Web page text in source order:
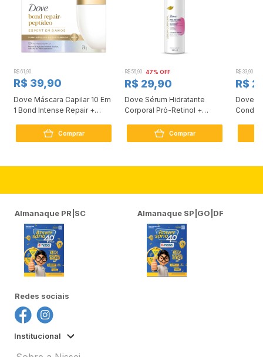
R$ 61,90
R$ 39,90
Dove Máscara Capilar 10 Em
1 Bond Intense Repair +
Comprar
R$ 56,90 47% OFF
R$ 29,90
Dove Sérum Hidratante
Corporal Pró-Retinol +
Comprar
R$ 33,90
R$
Dove
Almanaque PR|SC Almanaque SP|GO|DF
Redes sociais
Institucional